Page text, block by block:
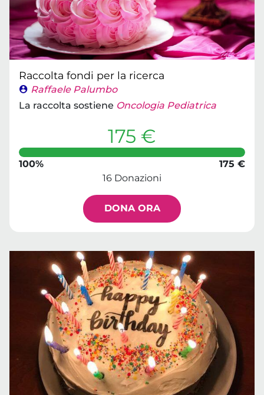
Raccolta fondi per la ricerca
Raffaele Palumbo
La raccolta sostiene Oncologia Pediatrica
175 €
100%
175 €
16 Donazioni
DONA ORA